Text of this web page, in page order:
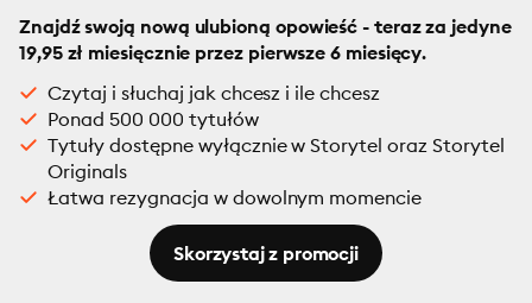
Znajdź swoją nową ulubioną opowieść - teraz za jedyne
19,95 zł miesięcznie przez pierwsze 6 miesięcy.
Czytaj i słuchaj jak chcesz i ile chcesz
Ponad 500 000 tytułów
Tytuły dostępne wyłącznie w Storytel oraz Storytel
Originals
Łatwa rezygnacja w dowolnym momencie
Skorzystaj z promocji